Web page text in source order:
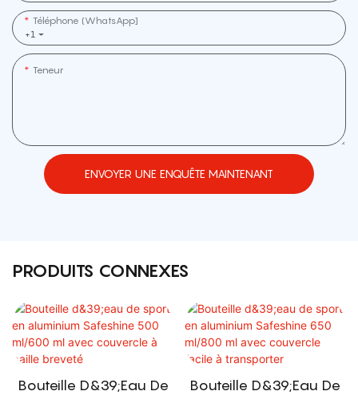
+1
Téléphone (WhatsApp]
Teneur
ENVOYER UNE ENQUÊTE MAINTENANT
PRODUITS CONNEXES
Bouteille D&39;eau De
Bouteille D&39;eau De